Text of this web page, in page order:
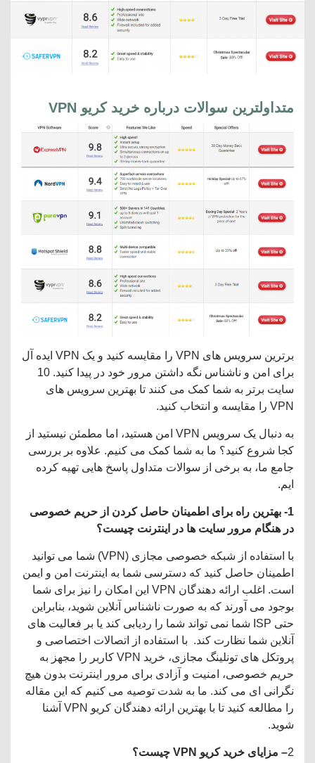
متداولترین سوالات درباره خرید کریو VPN
برترین سرویس های VPN را مقایسه کنید و یک VPN ایده آل
برای امن و ناشناس نگه داشتن مرور خود در پیدا کنید. 10
سایت برتر به شما کمک می کنند تا بهترین سرویس های
VPN را مقایسه و انتخاب کنید.
به دنبال یک سرویس VPN امن هستید، اما مطمئن نیستید از
کجا شروع کنید؟ ما به شما کمک می کنیم. علاوه بر بررسی
جامع ما، به برخی از سوالات متداول پاسخ هایی تهیه کرده
ایم.
1- بهترین راه برای اطمینان حاصل کردن از حریم خصوصی
در هنگام مرور سایت ها در اینترنت چیست؟
با استفاده از شبکه خصوصی مجازی (VPN) شما می توانید
اطمینان حاصل کنید که دسترسی شما به اینترنت امن و ایمن
است. اغلب ارائه دهندگان VPN این امکان را نیز برای شما
بوجود می آورند که به صورت ناشناس آنلاین شوید، بنابراین
حتی ISP شما نمی تواند شما را ردیابی کند یا بر فعالیت های
آنلاین شما نظارت کند. با استفاده از اتصالات اختصاصی و
پروتکل های تونلینگ مجازی، خرید VPN کاربر را مجهز به
حریم خصوصی، امنیت و آزادی برای مرور اینترنت بدون هیچ
نگرانی ای می کند. ما به شدت توصیه می کنیم که این مقاله
را مطالعه کنید تا با بهترین ارائه دهندگان کریو VPN آشنا
شوید.
2– مزایای خرید کریو VPN چیست؟